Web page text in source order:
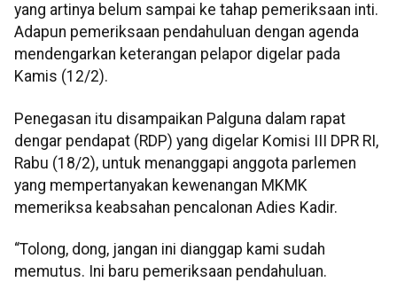
yang artinya belum sampai ke tahap pemeriksaan inti.
Adapun pemeriksaan pendahuluan dengan agenda
mendengarkan keterangan pelapor digelar pada
Kamis (12/2).
Penegasan itu disampaikan Palguna dalam rapat
dengar pendapat (RDP) yang digelar Komisi III DPR RI,
Rabu (18/2), untuk menanggapi anggota parlemen
yang mempertanyakan kewenangan MKMK
memeriksa keabsahan pencalonan Adies Kadir.
“Tolong, dong, jangan ini dianggap kami sudah
memutus. Ini baru pemeriksaan pendahuluan.